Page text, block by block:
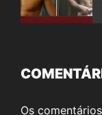
Os